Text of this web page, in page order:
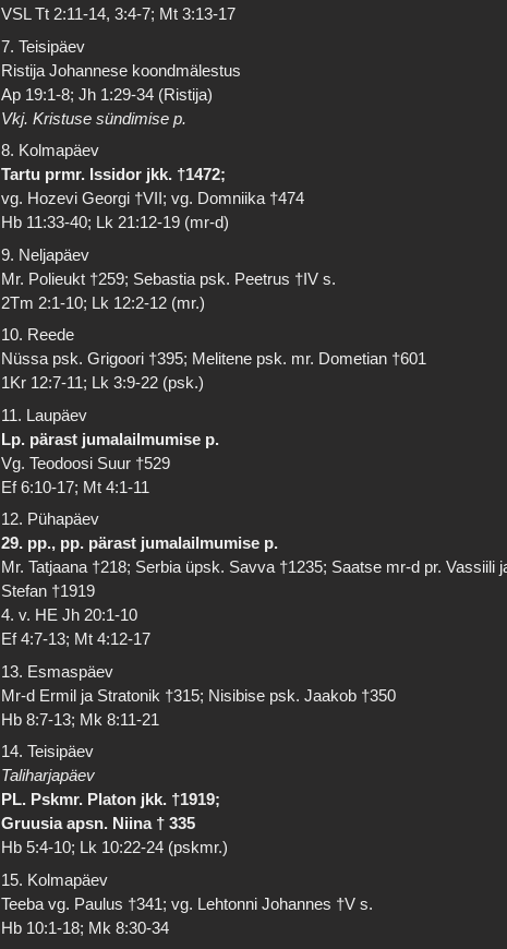
VSL Tt 2:11-14, 3:4-7; Mt 3:13-17
7. Teisipäev
Ristija Johannese koondmälestus
Ap 19:1-8; Jh 1:29-34 (Ristija)
Vkj. Kristuse sündimise p.
8. Kolmapäev
Tartu prmr. Issidor jkk. †1472;
vg. Hozevi Georgi †VII; vg. Domniika †474
Hb 11:33-40; Lk 21:12-19 (mr-d)
9. Neljapäev
Mr. Polieukt †259; Sebastia psk. Peetrus †IV s.
2Tm 2:1-10; Lk 12:2-12 (mr.)
10. Reede
Nüssa psk. Grigoori †395; Melitene psk. mr. Dometian †601
1Kr 12:7-11; Lk 3:9-22 (psk.)
11. Laupäev
Lp. pärast jumalailmumise p.
Vg. Teodoosi Suur †529
Ef 6:10-17; Mt 4:1-11
12. Pühapäev
29. pp., pp. pärast jumalailmumise p.
Mr. Tatjaana †218; Serbia üpsk. Savva †1235; Saatse mr-d pr. Vassiili
Stefan †1919
4. v. HE Jh 20:1-10
Ef 4:7-13; Mt 4:12-17
13. Esmaspäev
Mr-d Ermil ja Stratonik †315; Nisibise psk. Jaakob †350
Hb 8:7-13; Mk 8:11-21
14. Teisipäev
Taliharjapäev
PL. Pskmr. Platon jkk. †1919;
Gruusia apsn. Niina † 335
Hb 5:4-10; Lk 10:22-24 (pskmr.)
15. Kolmapäev
Teeba vg. Paulus †341; vg. Lehtonni Johannes †V s.
Hb 10:1-18; Mk 8:30-34